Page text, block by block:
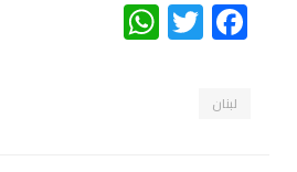
Facebook
Twitter
WhatsApp
لبنان